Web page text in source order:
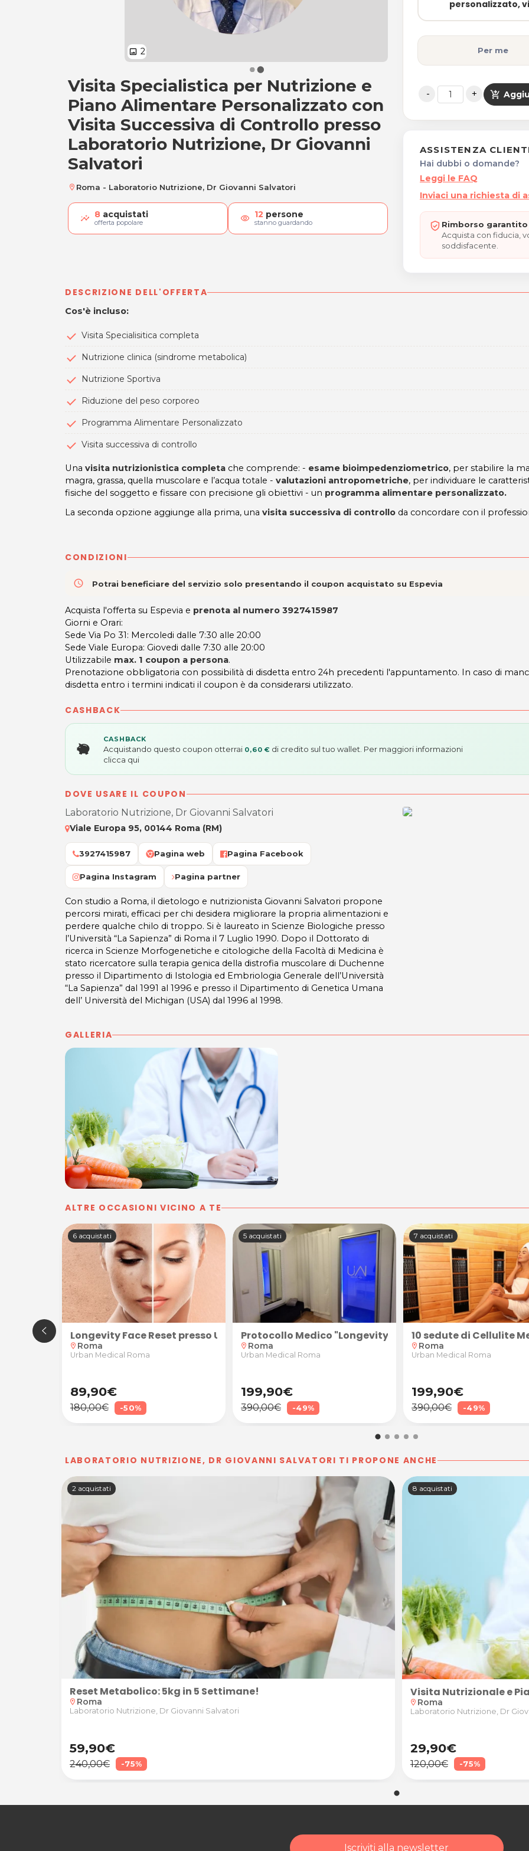
image 2
Visita Specialistica per nutrizione e Piano
Visita Specialistica per Nutrizione e
Piano Alimentare Personalizzato con
Visita Successiva di Controllo presso
Laboratorio Nutrizione, Dr Giovanni
Salvatori
location_on Roma - Laboratorio Nutrizione, Dr Giovanni Salvatori
8 acquistati
offerta popolare visibility 12 persone
stanno guardando
personalizzato,
Per me
shopping_cart_checkout
ASSISTENZA
Hai dubbi o domande?
Leggi le FAQ
Inviaci una richiesta di
Rimborso
Acquista con fiducia,
soddisfacente.
DESCRIZIONE DELL'OFFERTA
Cos'è incluso:
Visita Specialisitica completa
Nutrizione clinica (sindrome metabolica)
Nutrizione Sportiva
Riduzione del peso corporeo
Programma Alimentare Personalizzato
Visita successiva di controllo
Una visita nutrizionistica completa che comprende: - esame bioimpedenziometrico, per stabilire la
magra, grassa, quella muscolare e l’acqua totale - valutazioni antropometriche, per individuare le
fisiche del soggetto e fissare con precisione gli obiettivi - un programma alimentare personalizzato.
La seconda opzione aggiunge alla prima, una visita successiva di controllo da concordare con il
CONDIZIONI
access_time Potrai beneficiare del servizio solo presentando il coupon acquistato su Espevia
Acquista l'offerta su Espevia e prenota al numero 3927415987
Giorni e Orari:
Sede Via Po 31: Mercoledi dalle 7:30 alle 20:00
Sede Viale Europa: Giovedi dalle 7:30 alle 20:00
Utilizzabile max. 1 coupon a persona.
Prenotazione obbligatoria con possibilità di disdetta entro 24h precedenti l'appuntamento. In caso di
disdetta entro i termini indicati il coupon è da considerarsi utilizzato.
CASHBACK
CASHBACK
Acquistando questo coupon otterrai 0,60 € di credito sul tuo wallet. Per maggiori informazioni
clicca qui
DOVE USARE IL COUPON
Laboratorio Nutrizione, Dr Giovanni Salvatori
Viale Europa 95, 00144 Roma (RM)
3927415987 Pagina web Pagina Facebook
Pagina Instagram Pagina partner
Con studio a Roma, il dietologo e nutrizionista Giovanni Salvatori propone
percorsi mirati, efficaci per chi desidera migliorare la propria alimentazioni e
perdere qualche chilo di troppo. Si è laureato in Scienze Biologiche presso
l’Università “La Sapienza” di Roma il 7 Luglio 1990. Dopo il Dottorato di
ricerca in Scienze Morfogenetiche e citologiche della Facoltà di Medicina è
stato ricercatore sulla terapia genica della distrofia muscolare di Duchenne
presso il Dipartimento di Istologia ed Embriologia Generale dell’Università
“La Sapienza” dal 1991 al 1996 e presso il Dipartimento di Genetica Umana
dell’ Università del Michigan (USA) dal 1996 al 1998.
GALLERIA
ALTRE OCCASIONI VICINO A TE
Aria Hair & Wellness
Laser al Diodo su zona piccola,media o combinata presso Farmalaser Garbatella,Roma
6 acquistati
Longevity Face Reset presso Urban Medical Beauty
location_on Roma
Urban Medical Roma
89,90€
180,00€ -50%
5 acquistati
Protocollo Medico "Longevity Body-Reset"
location_on Roma
Urban Medical Roma
199,90€
390,00€ -49%
7 acquistati
10 sedute di Cellulite
location_on Roma
Urban Medical Roma
199,90€
390,00€ -49%
LABORATORIO NUTRIZIONE, DR GIOVANNI SALVATORI TI PROPONE ANCHE
Visita Successiva di Controllo presso Laboratorio Nutrizione, Dr Giovanni Salvatori
2 acquistati
Reset Metabolico: 5kg in 5 Settimane!
location_on Roma
Laboratorio Nutrizione, Dr Giovanni Salvatori
59,90€
240,00€ -75%
8 acquistati
Visita Nutrizionale e
location_on Roma
Laboratorio Nutrizione, Dr
29,90€
120,00€ -75%
Iscriviti alla newsletter